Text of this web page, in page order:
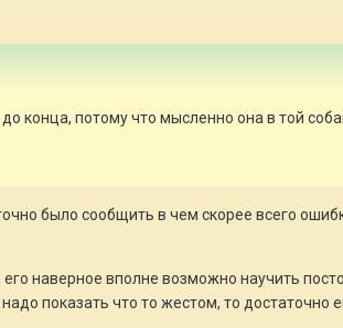
конца, потому что мысленно она в той
было сообщить в чем скорее всего
наверное вполне возможно научить
показать что то жестом, то достаточно